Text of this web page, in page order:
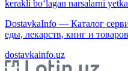
kerakli bo‘lagan narsalarni
DostavkaInfo — Каталог
еды, лекарств, книг и
dostavkainfo.uz